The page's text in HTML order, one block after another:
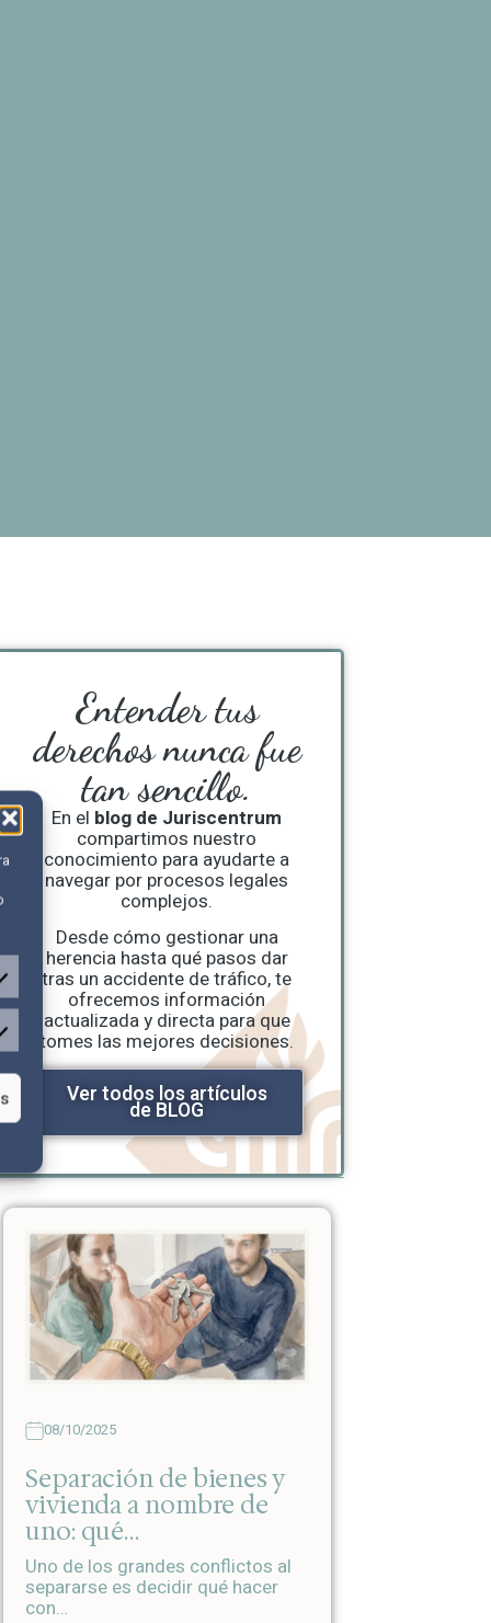
Entender tus
derechos nunca fue
tan sencillo.
En el blog de Juriscentrum
compartimos nuestro
conocimiento para ayudarte a
navegar por procesos legales
complejos.
Desde cómo gestionar una
herencia hasta qué pasos dar
tras un accidente de tráfico, te
ofrecemos información
actualizada y directa para que
tomes las mejores decisiones.
Ver todos los artículos
de BLOG
08/10/2025
Separación de bienes y
vivienda a nombre de
uno: qué…
Uno de los grandes conflictos al
separarse es decidir qué hacer
con…